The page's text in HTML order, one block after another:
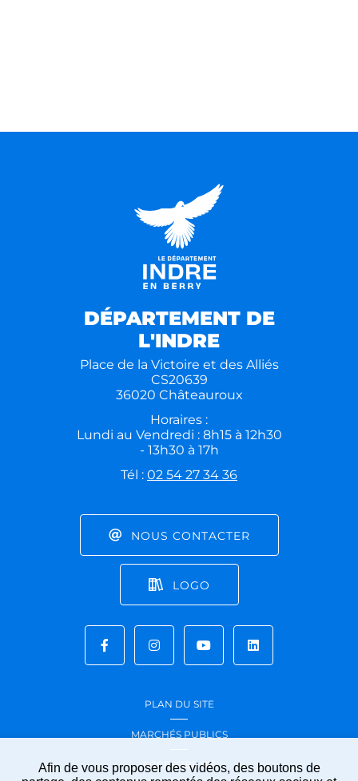
Afin de vous proposer des vidéos, des boutons de
DÉPARTEMENT DE
L'INDRE
Place de la Victoire et des Alliés
CS20639
36020 Châteauroux
Horaires :
Lundi au Vendredi : 8h15 à 12h30
- 13h30 à 17h
Tél : 02 54 27 34 36
NOUS CONTACTER
LOGO
PLAN DU SITE
MARCHÉS PUBLICS
ACCESSIBILITÉ